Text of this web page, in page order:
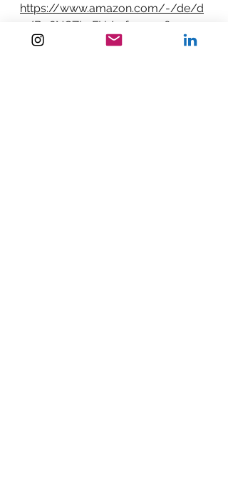
https://www.amazon.com/-/de/d
p/B08NCZL4FH/ref=sr_1_1?
__mk_de_DE=%C3%85M%C3%85%C